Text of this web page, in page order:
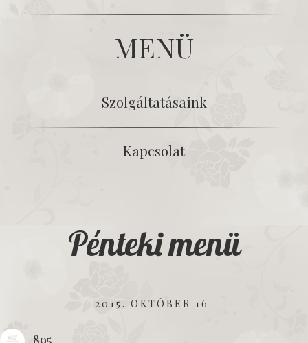
MENÜ
Szolgáltatásaink
Kapcsolat
Pénteki menü
2015. OKTÓBER 16.
895